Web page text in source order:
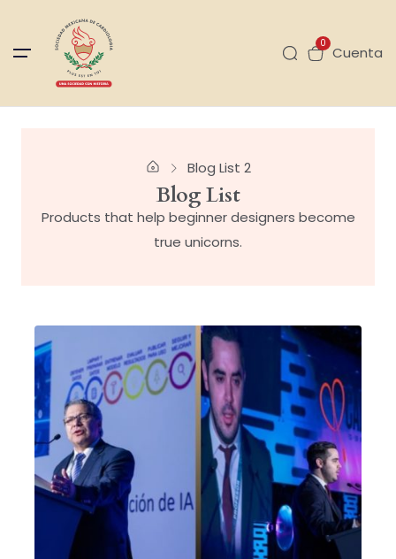
0
Cuenta
Blog List 2
Blog List
Products that help beginner designers become
true unicorns.